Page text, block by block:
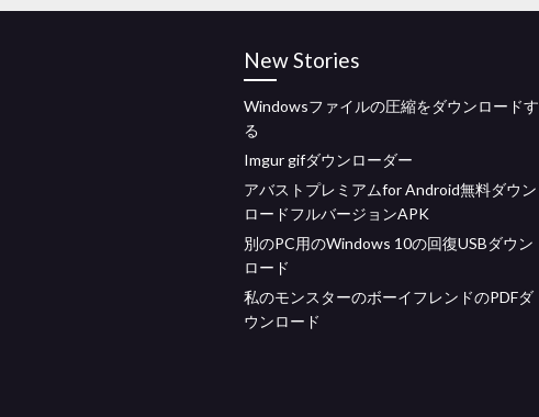
New Stories
Windowsファイルの圧縮をダウンロードす
る
Imgur gifダウンローダー
アバストプレミアムfor Android無料ダウン
ロードフルバージョンAPK
別のPC用のWindows 10の回復USBダウン
ロード
私のモンスターのボーイフレンドのPDFダ
ウンロード